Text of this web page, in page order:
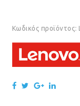
Κωδικός προϊόντος: